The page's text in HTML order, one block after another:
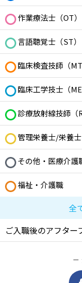
作業療法士（OT）
言語聴覚士（ST）
臨床検査技師（MT
臨床工学技士（ME
診療放射線技師（
管理栄養士/栄養士
その他・医療介護
福祉・介護職
全
ご入職後のアフター